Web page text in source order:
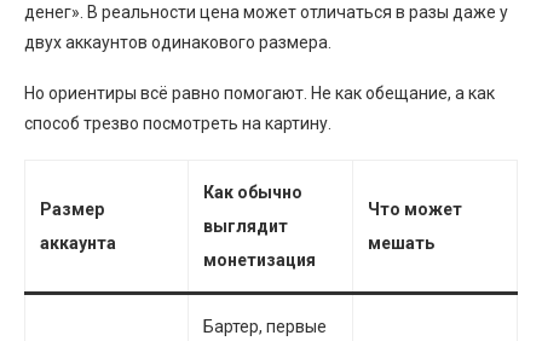
денег». В реальности цена может отличаться в разы даже у
двух аккаунтов одинакового размера.
Но ориентиры всё равно помогают. Не как обещание, а как
способ трезво посмотреть на картину.
Размер
аккаунта
Как обычно
выглядит
монетизация
Что может
мешать
Бартер, первые